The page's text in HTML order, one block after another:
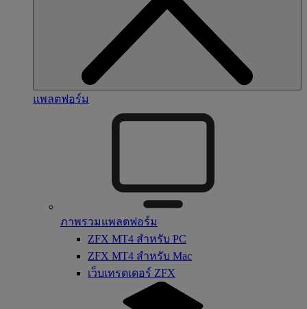
แพลตฟอร์ม
ภาพรวมแพลตฟอร์ม
ZFX MT4 สำหรับ PC
ZFX MT4 สำหรับ Mac
เว็บเทรดเดอร์ ZFX